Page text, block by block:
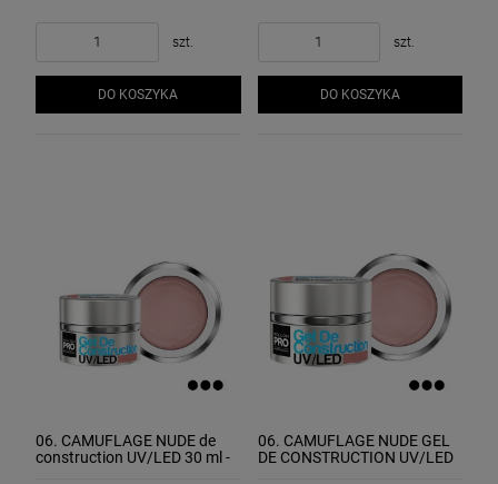
szt.
DO KOSZYKA
szt.
DO KOSZYKA
06. CAMUFLAGE NUDE de
construction UV/LED 30 ml -
06. CAMUFLAGE NUDE GEL
DE CONSTRUCTION UV/LED